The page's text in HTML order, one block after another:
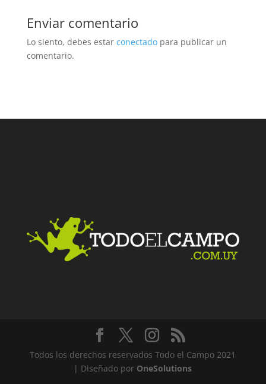
Enviar comentario
Lo siento, debes estar conectadopara publicar un
comentario.
Todos los derechos reservados Todo el Campo 2021
| Diseñado por OneSolutions
Facebook